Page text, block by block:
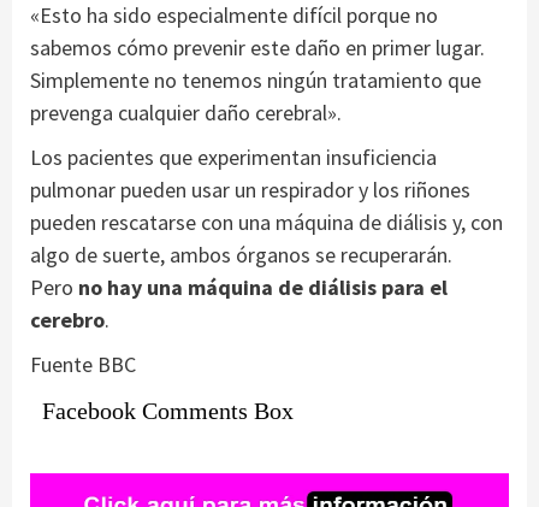
«Esto ha sido especialmente difícil porque no
sabemos cómo prevenir este daño en primer lugar.
Simplemente no tenemos ningún tratamiento que
prevenga cualquier daño cerebral».
Los pacientes que experimentan insuficiencia
pulmonar pueden usar un respirador y los riñones
pueden rescatarse con una máquina de diálisis y, con
algo de suerte, ambos órganos se recuperarán.
Pero no hay una máquina de diálisis para el
cerebro.
Fuente BBC
Facebook Comments Box